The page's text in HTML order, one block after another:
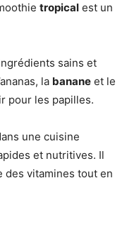
tropical est un
sains et
la banane et le
pour les papilles.
une cuisine
et nutritives. Il
des vitamines tout en